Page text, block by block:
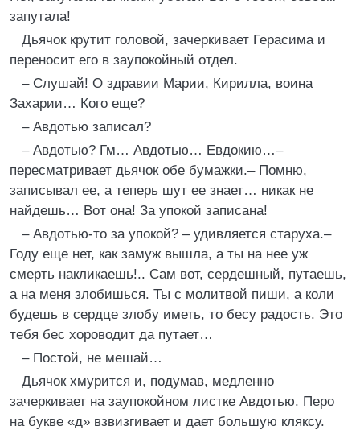
запутала!
Дьячок крутит головой, зачеркивает Герасима и
переносит его в заупокойный отдел.
– Слушай! О здравии Марии, Кирилла, воина
Захарии… Кого еще?
– Авдотью записал?
– Авдотью? Гм… Авдотью… Евдокию…–
пересматривает дьячок обе бумажки.– Помню,
записывал ее, а теперь шут ее знает… никак не
найдешь… Вот она! За упокой записана!
– Авдотью-то за упокой? – удивляется старуха.–
Году еще нет, как замуж вышла, а ты на нее уж
смерть накликаешь!.. Сам вот, сердешный, путаешь,
а на меня злобишься. Ты с молитвой пиши, а коли
будешь в сердце злобу иметь, то бесу радость. Это
тебя бес хороводит да путает…
– Постой, не мешай…
Дьячок хмурится и, подумав, медленно
зачеркивает на заупокойном листке Авдотью. Перо
на букве «д» взвизгивает и дает большую кляксу.